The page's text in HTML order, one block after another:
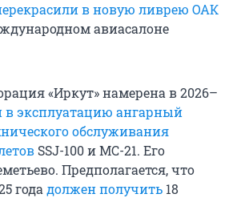
в новую ливрею ОАК
авиасалоне
«Иркут» намерена в 2026–
в эксплуатацию ангарный
обслуживания
SSJ-100 и МС-21. Его
Предполагается, что
годадолжен получить 18